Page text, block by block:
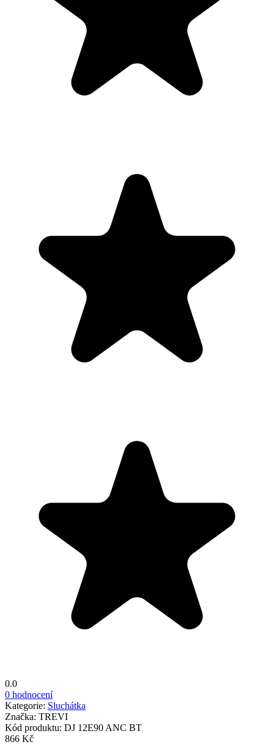
0.0
0 hodnocení
Kategorie: Sluchátka
Značka: TREVI
Kód produktu: DJ 12E90 ANC BT
866 Kč